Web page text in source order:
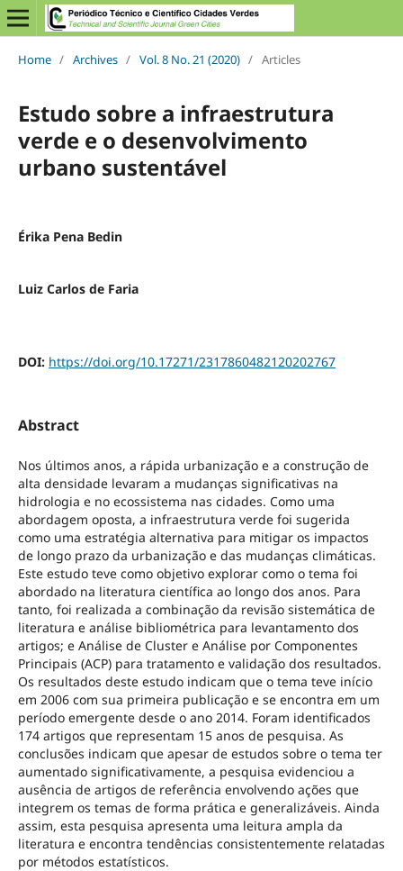
Home / Archives / Vol. 8 No. 21 (2020) / Articles
Estudo sobre a infraestrutura
verde e o desenvolvimento
urbano sustentável
Érika Pena Bedin
Luiz Carlos de Faria
DOI: https://doi.org/10.17271/2317860482120202767
Abstract
Nos últimos anos, a rápida urbanização e a construção de
alta densidade levaram a mudanças significativas na
hidrologia e no ecossistema nas cidades. Como uma
abordagem oposta, a infraestrutura verde foi sugerida
como uma estratégia alternativa para mitigar os impactos
de longo prazo da urbanização e das mudanças climáticas.
Este estudo teve como objetivo explorar como o tema foi
abordado na literatura científica ao longo dos anos. Para
tanto, foi realizada a combinação da revisão sistemática de
literatura e análise bibliométrica para levantamento dos
artigos; e Análise de Cluster e Análise por Componentes
Principais (ACP) para tratamento e validação dos resultados.
Os resultados deste estudo indicam que o tema teve início
em 2006 com sua primeira publicação e se encontra em um
período emergente desde o ano 2014. Foram identificados
174 artigos que representam 15 anos de pesquisa. As
conclusões indicam que apesar de estudos sobre o tema ter
aumentado significativamente, a pesquisa evidenciou a
ausência de artigos de referência envolvendo ações que
integrem os temas de forma prática e generalizáveis. Ainda
assim, esta pesquisa apresenta uma leitura ampla da
literatura e encontra tendências consistentemente relatadas
por métodos estatísticos.